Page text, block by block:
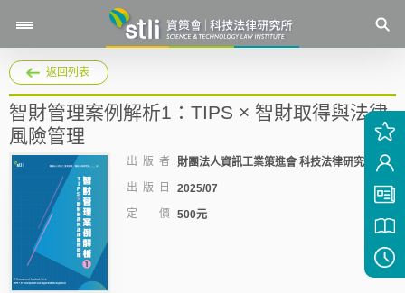
返回列表
智財管理案例解析1：TIPS × 智財取得與法律
風險管理
出 版 者 財團法人資訊工業策進會 科技法律研究所
出 版 日
2025/07
定 價
500元